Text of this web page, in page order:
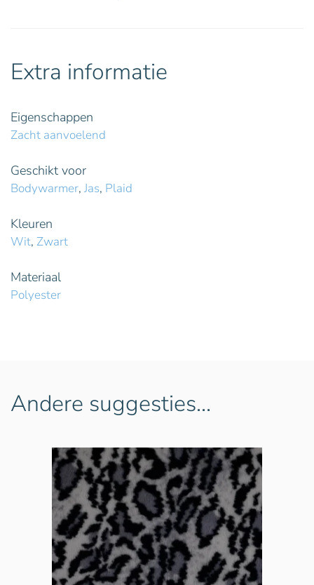
Extra informatie
Eigenschappen
Zacht aanvoelend
Geschikt voor
Bodywarmer, Jas, Plaid
Kleuren
Wit, Zwart
Materiaal
Polyester
Andere suggesties…